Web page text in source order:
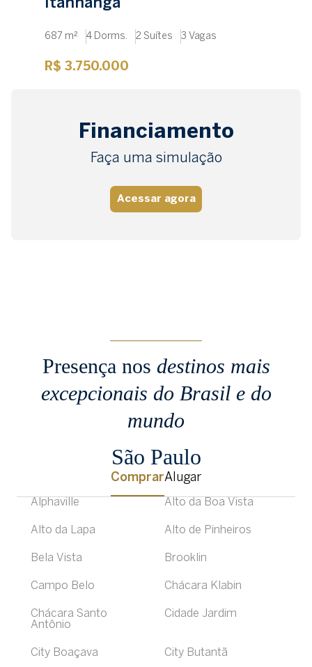
Financiamento
Faça uma simulação
Acessar agora
Itanhangá
687 m² 4 Dorms. 2 Suítes 3 Vagas
R$ 3.750.000
Presença nos destinos mais
excepcionais do Brasil e do
mundo
São Paulo
ComprarAlugar
Alphaville Alto da Boa Vista
Alto da Lapa Alto de Pinheiros
Bela Vista Brooklin
Campo Belo Chácara Klabin
Chácara Santo
Antônio
Cidade Jardim
City Boaçava City Butantã